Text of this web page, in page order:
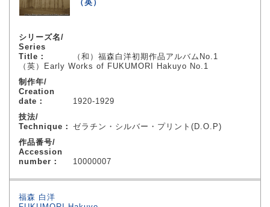
（英）
シリーズ名/
Series
Title：
（和）福森白洋初期作品アルバムNo.1
（英）Early Works of FUKUMORI Hakuyo No.1
制作年/
Creation
date：
1920-1929
技法/
Technique： ゼラチン・シルバー・プリント(D.O.P)
作品番号/
Accession
number：
10000007
福森 白洋